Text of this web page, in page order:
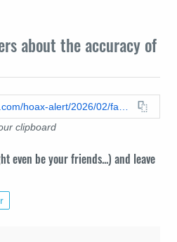
about the accuracy of
https://czech.leadstories.com/hoax-alert/2026/02/fact-check-prezident-pavel-si-nepodal-ruku-s-putinem-upravena-fotka.html
clipboard
even be your friends...) and leave